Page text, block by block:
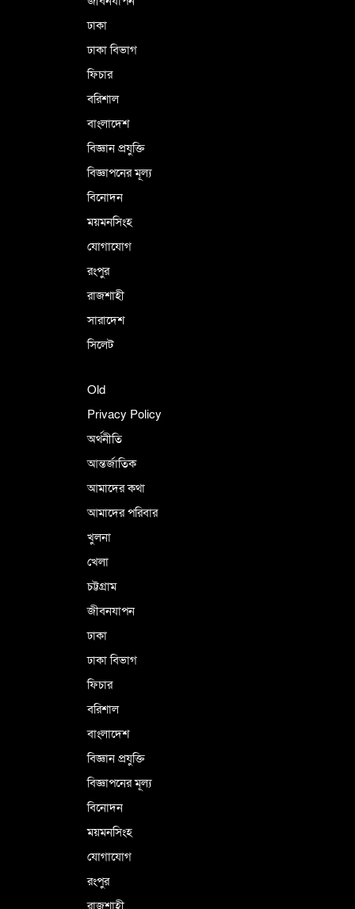
ঢাকা
ঢাকা বিভাগ
ফিচার
বরিশাল
বাংলাদেশ
বিজ্ঞান প্রযুক্তি
বিজ্ঞাপনের মূল্য
বিনোদন
ময়মনসিংহ
যোগাযোগ
রংপুর
রাজশাহী
সারাদেশ
সিলেট
Old
Privacy Policy
অর্থনীতি
আন্তর্জাতিক
আমাদের কথা
আমাদের পরিবার
খুলনা
খেলা
চট্টগ্রাম
জীবনযাপন
ঢাকা
ঢাকা বিভাগ
ফিচার
বরিশাল
বাংলাদেশ
বিজ্ঞান প্রযুক্তি
বিজ্ঞাপনের মূল্য
বিনোদন
ময়মনসিংহ
যোগাযোগ
রংপুর
রাজশাহী